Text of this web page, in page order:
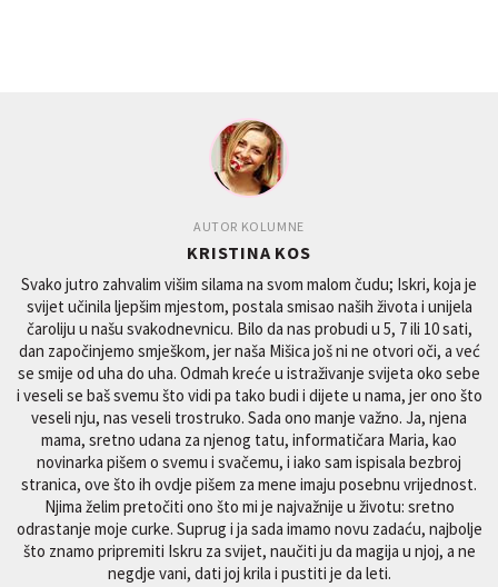
AUTOR KOLUMNE
KRISTINA KOS
Svako jutro zahvalim višim silama na svom malom čudu; Iskri, koja je
svijet učinila ljepšim mjestom, postala smisao naših života i unijela
čaroliju u našu svakodnevnicu. Bilo da nas probudi u 5, 7 ili 10 sati,
dan započinjemo smješkom, jer naša Mišica još ni ne otvori oči, a već
se smije od uha do uha. Odmah kreće u istraživanje svijeta oko sebe
i veseli se baš svemu što vidi pa tako budi i dijete u nama, jer ono što
veseli nju, nas veseli trostruko. Sada ono manje važno. Ja, njena
mama, sretno udana za njenog tatu, informatičara Maria, kao
novinarka pišem o svemu i svačemu, i iako sam ispisala bezbroj
stranica, ove što ih ovdje pišem za mene imaju posebnu vrijednost.
Njima želim pretočiti ono što mi je najvažnije u životu: sretno
odrastanje moje curke. Suprug i ja sada imamo novu zadaću, najbolje
što znamo pripremiti Iskru za svijet, naučiti ju da magija u njoj, a ne
negdje vani, dati joj krila i pustiti je da leti.